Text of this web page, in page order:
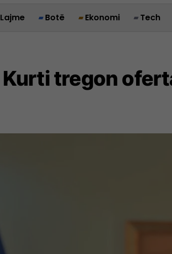
Lajme Botë Ekonomi Tech
Kurti tregon